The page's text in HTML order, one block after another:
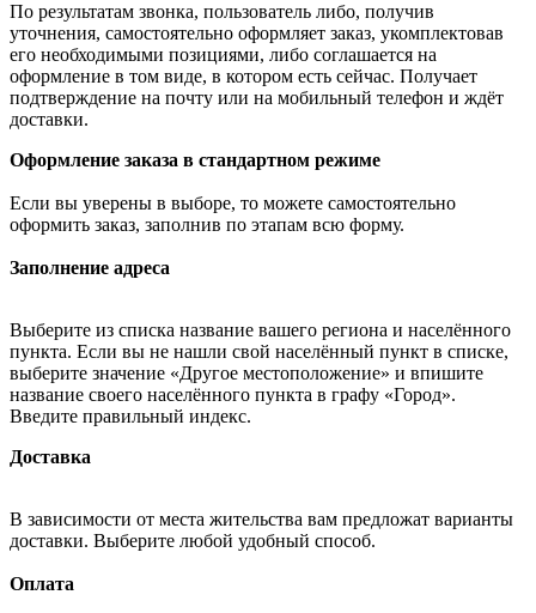
По результатам звонка, пользователь либо, получив
уточнения, самостоятельно оформляет заказ, укомплектовав
его необходимыми позициями, либо соглашается на
оформление в том виде, в котором есть сейчас. Получает
подтверждение на почту или на мобильный телефон и ждёт
доставки.
Оформление заказа в стандартном режиме
Если вы уверены в выборе, то можете самостоятельно
оформить заказ, заполнив по этапам всю форму.
Заполнение адреса
Выберите из списка название вашего региона и населённого
пункта. Если вы не нашли свой населённый пункт в списке,
выберите значение «Другое местоположение» и впишите
название своего населённого пункта в графу «Город».
Введите правильный индекс.
Доставка
В зависимости от места жительства вам предложат варианты
доставки. Выберите любой удобный способ.
Оплата